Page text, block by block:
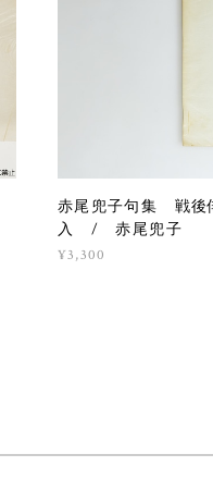
赤尾兜子句集 戦後
入 / 赤尾兜子
¥3,300